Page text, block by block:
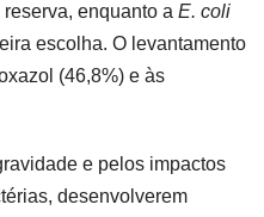
enquanto a E. coli
escolha. O levantamento
(46,8%) e às
e pelos impactos
desenvolverem